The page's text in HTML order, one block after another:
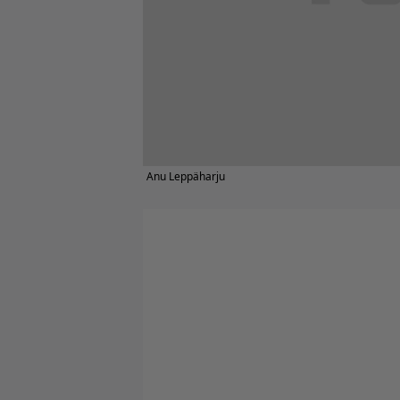
Anu Leppäharju